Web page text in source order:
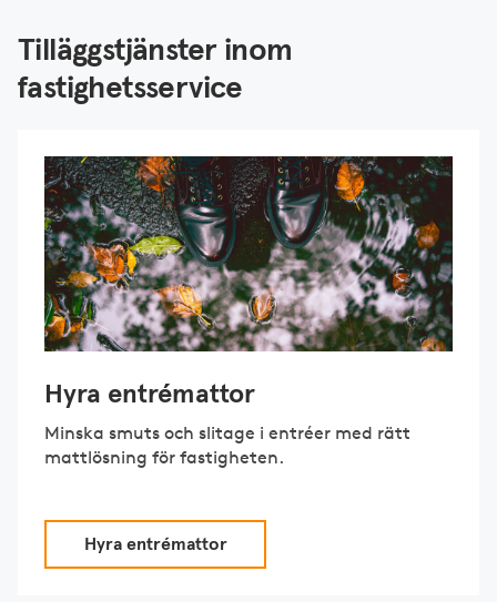
Tilläggstjänster inom
fastighetsservice
Hyra entrémattor
Minska smuts och slitage i entréer med rätt
mattlösning för fastigheten.
Hyra entrémattor